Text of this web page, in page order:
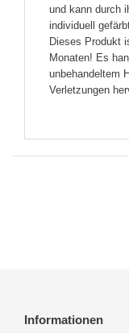
und kann durch
individuell
Dieses Produkt
Monaten! Es
unbehandeltem
Verletzungen
Informationen